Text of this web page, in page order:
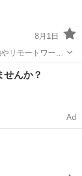
8月1日
リモートワーク
デスクチェアで
れるため、綺麗
せんか？
Ad